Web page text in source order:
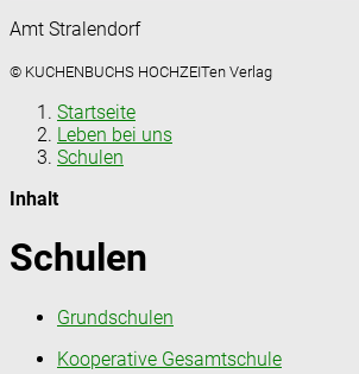
Amt Stralendorf
© KUCHENBUCHS HOCHZEITen Verlag
Startseite
Leben bei uns
Schulen
Inhalt
Schulen
Grundschulen
Kooperative Gesamtschule